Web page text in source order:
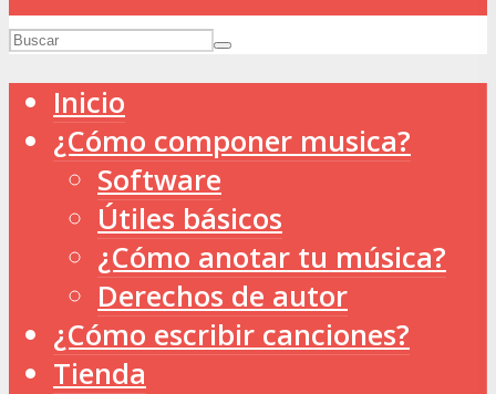
Inicio
¿Cómo componer musica?
Software
Útiles básicos
¿Cómo anotar tu música?
Derechos de autor
¿Cómo escribir canciones?
Tienda